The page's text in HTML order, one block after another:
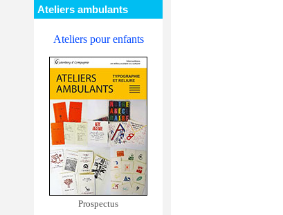
Ateliers ambulants
Ateliers pour enfants
Prospectus